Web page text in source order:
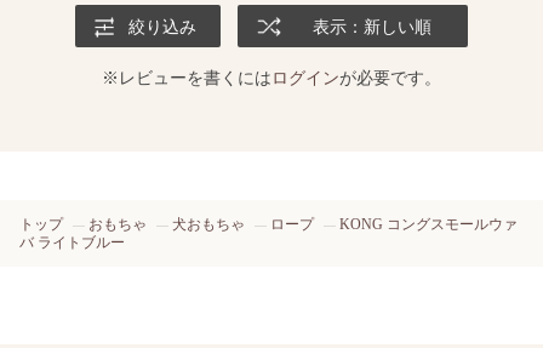
絞り込み 表示：新しい順
※レビューを書くにはログインが必要です。
トップ おもちゃ 犬おもちゃ ロープ
KONG コングスモールウァ
バ ライトブルー